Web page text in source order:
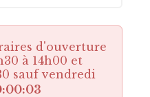
d'ouverture
à 14h00 et
sauf vendredi